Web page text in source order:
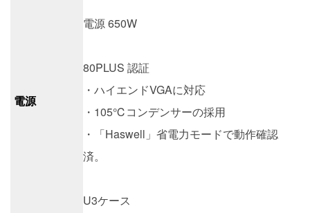
電源
電源 650W
80PLUS 認証
・ハイエンドVGAに対応
・105℃コンデンサーの採用
・「Haswell」省電力モードで動作確認
済。
U3ケース